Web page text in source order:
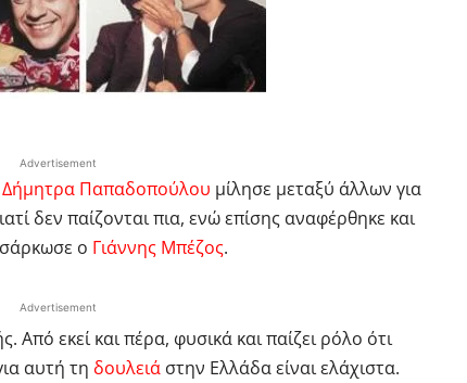
Advertisement
Δήμητρα Παπαδοπούλου μίλησε μεταξύ άλλων για
δεν παίζονται πια, ενώ επίσης αναφέρθηκε και
ο Γιάννης Μπέζος.
Advertisement
Από εκεί και πέρα, φυσικά και παίζει ρόλο ότι
αυτή τη δουλειά στην Ελλάδα είναι ελάχιστα.